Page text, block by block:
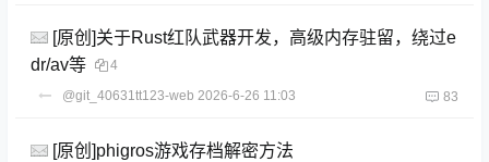
[原创]关于Rust红队武器开发，高级内存驻留，绕过e
dr/av等
4
@git_40631tt123-web 2026-6-26 11:03 83
[原创]phigros游戏存档解密方法